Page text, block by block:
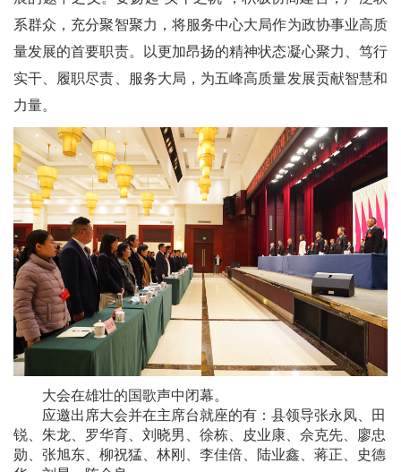
系群众，充分聚智聚力，将服务中心大局作为政协事业高质
量发展的首要职责。以更加昂扬的精神状态凝心聚力、笃行
实干、履职尽责、服务大局，为五峰高质量发展贡献智慧和
力量。
大会在雄壮的国歌声中闭幕。
应邀出席大会并在主席台就座的有：县领导张永凤、田
锐、朱龙、罗华育、刘晓男、徐栋、皮业康、佘克先、廖忠
勋、张旭东、柳祝猛、林刚、李佳倍、陆业鑫、蒋正、史德